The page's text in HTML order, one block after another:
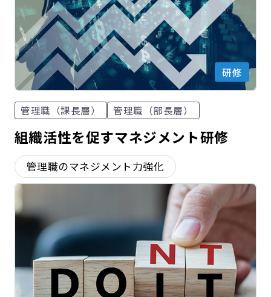
研修
管理職（課長層） 管理職（部長層）
組織活性を促すマネジメント研修
管理職のマネジメント力強化